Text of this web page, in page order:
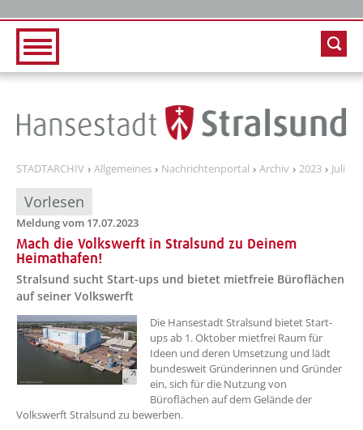
STADTARCHIV Allgemeines Nachrichtenportal Archiv 2023 Juli
Vorlesen
Meldung vom 17.07.2023
Mach die Volkswerft in Stralsund zu Deinem
Heimathafen!
Stralsund sucht Start-ups und bietet mietfreie Büroflächen
auf seiner Volkswerft
??? absaetzeOben[1]/titel ???
Die Hansestadt Stralsund bietet Start-
ups ab 1. Oktober mietfrei Raum für
Ideen und deren Umsetzung und lädt
bundesweit Gründerinnen und Gründer
ein, sich für die Nutzung von
Büroflächen auf dem Gelände der
Volkswerft Stralsund zu bewerben.